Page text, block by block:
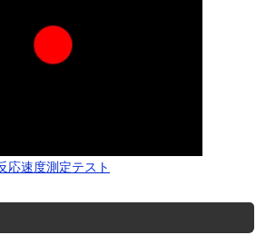
応速度測定テスト